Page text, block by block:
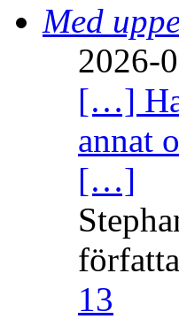
Med
2026-
[…]
annat
[…]
13